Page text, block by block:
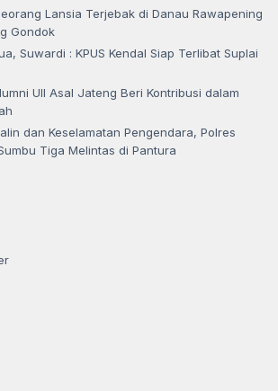
Lansia Terjebak di Danau Rawapening
Gondok
Suwardi : KPUS Kendal Siap Terlibat Suplai
UII Asal Jateng Beri Kontribusi dalam
dan Keselamatan Pengendara, Polres
Tiga Melintas di Pantura